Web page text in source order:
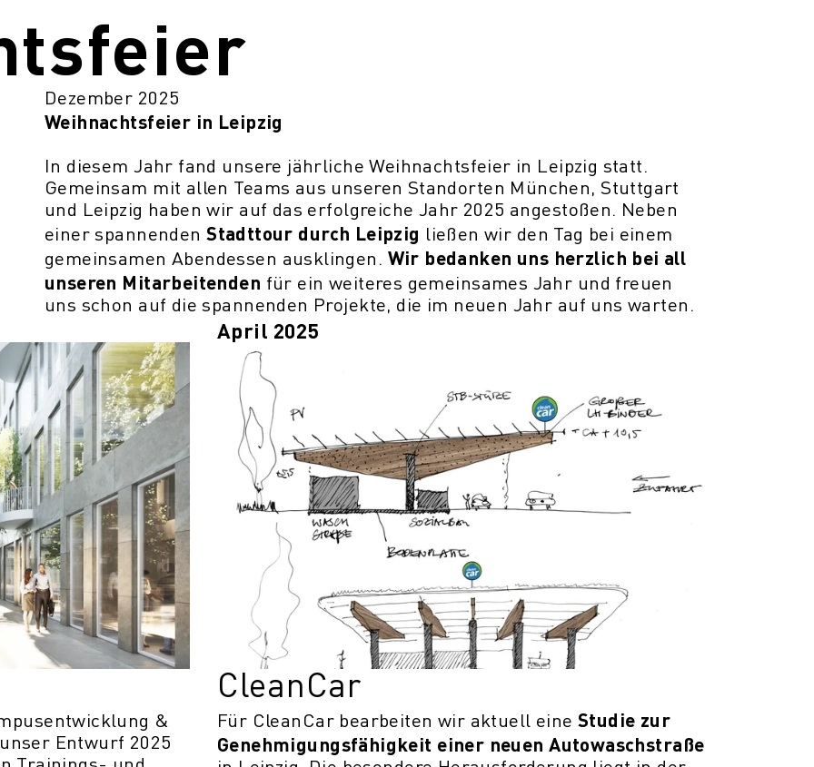
Dezember 2025
Weihnachtsfeier in Leipzig
In diesem Jahr fand unsere jährliche Weihnachtsfeier in Leipzig statt.
Gemeinsam mit allen Teams aus unseren Standorten München, Stuttgart
und Leipzig haben wir auf das erfolgreiche Jahr 2025 angestoßen. Neben
einer spannendenStadttour durch Leipzig ließen wir den Tag bei einem
gemeinsamen Abendessen ausklingen. Wir bedanken uns herzlich bei all
unseren Mitarbeitenden für ein weiteres gemeinsames Jahr und freuen
uns schon auf die spannenden Projekte, die im neuen Jahr auf uns warten.
&
Entwurf 2025
April 2025
CleanCar
Für CleanCar bearbeiten wir aktuell eineStudie zur
Genehmigungsfähigkeit einer neuen Autowaschstraße